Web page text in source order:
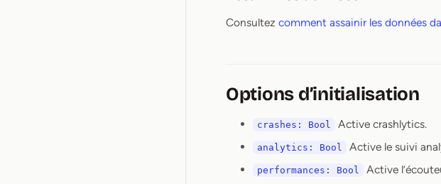
Consultez comment assainir les données
Options d’initialisation
crashes: Bool Active crashlytics.
analytics: Bool Active le suivi
performances: Bool Active